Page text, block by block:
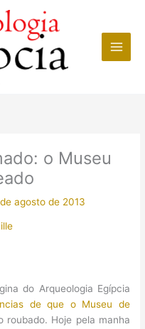
o Museu
agosto de 2013
do Arqueologia Egípcia
de que o Museu de
roubado. Hoje pela manha